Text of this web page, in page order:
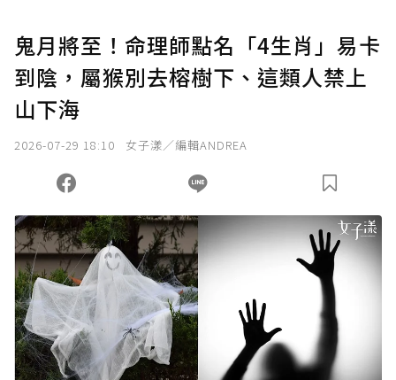
鬼月將至！命理師點名「4生肖」易卡
到陰，屬猴別去榕樹下、這類人禁上
山下海
2026-07-29 18:10 女子漾／編輯ANDREA